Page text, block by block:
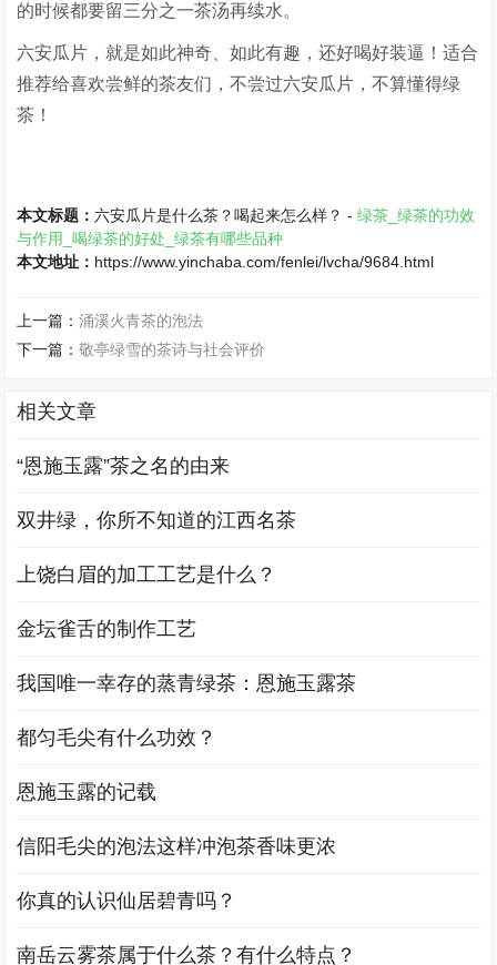
的时候都要留三分之一茶汤再续水。
六安瓜片，就是如此神奇、如此有趣，还好喝好装逼！适合
推荐给喜欢尝鲜的茶友们，不尝过六安瓜片，不算懂得绿
茶！
本文标题：六安瓜片是什么茶？喝起来怎么样？ -绿茶_绿茶的功效
与作用_喝绿茶的好处_绿茶有哪些品种
本文地址： https://www.yinchaba.com/fenlei/lvcha/9684.html
上一篇：涌溪火青茶的泡法
下一篇：敬亭绿雪的茶诗与社会评价
相关文章
“恩施玉露”茶之名的由来
双井绿，你所不知道的江西名茶
上饶白眉的加工工艺是什么？
金坛雀舌的制作工艺
我国唯一幸存的蒸青绿茶：恩施玉露茶
都匀毛尖有什么功效？
恩施玉露的记载
信阳毛尖的泡法这样冲泡茶香味更浓
你真的认识仙居碧青吗？
南岳云雾茶属于什么茶？有什么特点？